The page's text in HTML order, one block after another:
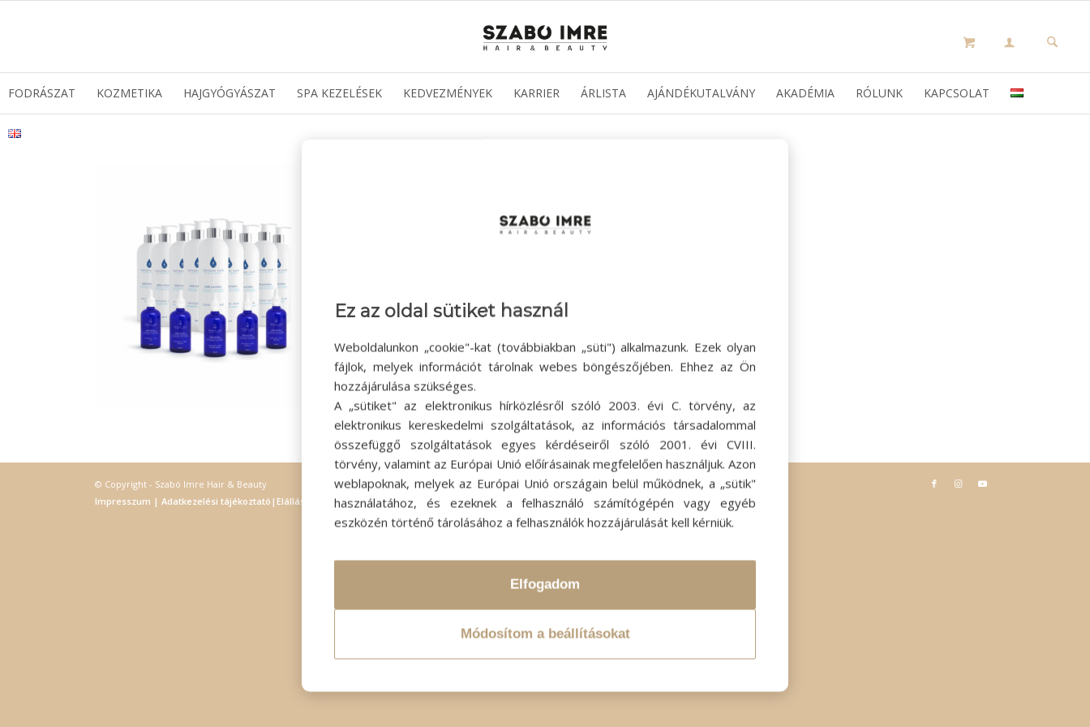
FODRÁSZAT KOZMETIKA HAJGYÓGYÁSZAT SPA KEZELÉSEK KEDVEZMÉNYEK KARRIER ÁRLISTA AJÁNDÉKUTALVÁNY AKADÉMIA RÓLUNK KAPCSOLAT
© Copyright - Szabó Imre Hair & Beauty
Impresszum | Adatkezelési tájékoztató | Elállás
Ez az oldal sütiket használ
Weboldalunkon „cookie"-kat (továbbiakban „süti") alkalmazunk. Ezek olyan
fájlok, melyek információt tárolnak webes böngészőjében. Ehhez az Ön
hozzájárulása szükséges.
A „sütiket" az elektronikus hírközlésről szóló 2003. évi C. törvény, az
elektronikus kereskedelmi szolgáltatások, az információs társadalommal
összefüggő szolgáltatások egyes kérdéseiről szóló 2001. évi CVIII.
törvény, valamint az Európai Unió előírásainak megfelelően használjuk. Azon
weblapoknak, melyek az Európai Unió országain belül működnek, a „sütik"
használatához, és ezeknek a felhasználó számítógépén vagy egyéb
eszközén történő tárolásához a felhasználók hozzájárulását kell kérniük.
Elfogadom
Módosítom a beállításokat